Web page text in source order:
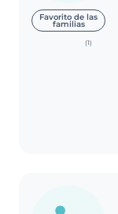
Favorito de las
familias
(1)